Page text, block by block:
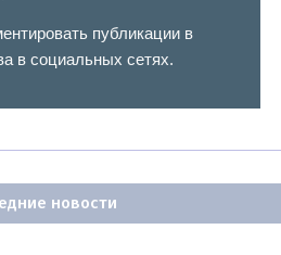
публикации в
в социальных сетях.
новости